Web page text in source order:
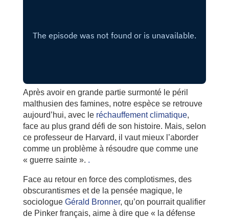
Après avoir en grande partie surmonté le péril
malthusien des famines, notre espèce se retrouve
aujourd’hui, avec le réchauffement climatique,
face au plus grand défi de son histoire. Mais, selon
ce professeur de Harvard, il vaut mieux l’aborder
comme un problème à résoudre que comme une
« guerre sainte ». .
Face au retour en force des complotismes, des
obscurantismes et de la pensée magique, le
sociologue Gérald Bronner, qu’on pourrait qualifier
de Pinker français, aime à dire que « la défense